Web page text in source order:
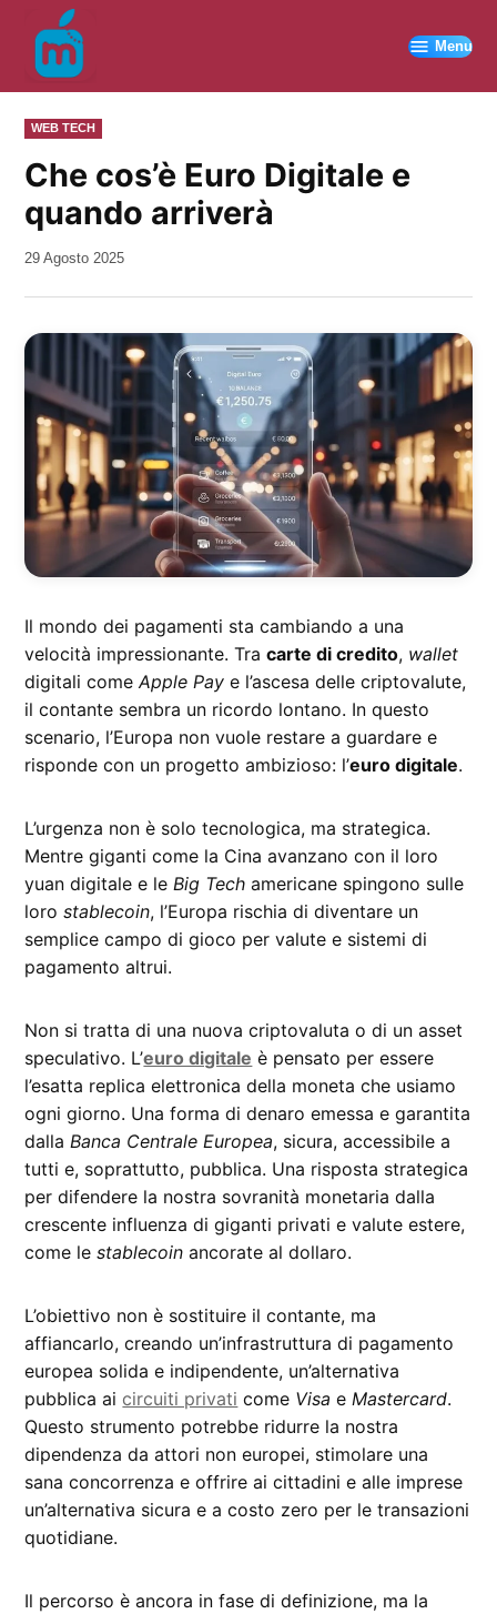
contenuto
Menu
PUBBLICATO
IN
WEB TECH
Che cos’è Euro Digitale e
quando arriverà
da
29 Agosto 2025
Il mondo dei pagamenti sta cambiando a una
velocità impressionante. Tracarte di credito, wallet
digitali comeApple Pay e l’ascesa delle criptovalute,
il contante sembra un ricordo lontano. In questo
scenario, l’Europa non vuole restare a guardare e
risponde con un progetto ambizioso: l’euro digitale.
L’urgenza non è solo tecnologica, ma strategica.
Mentre giganti come la Cina avanzano con il loro
yuan digitale e leBig Tech americane spingono sulle
lorostablecoin, l’Europa rischia di diventare un
semplice campo di gioco per valute e sistemi di
pagamento altrui.
Non si tratta di una nuova criptovaluta o di un asset
speculativo. L’euro digitale è pensato per essere
l’esatta replica elettronica della moneta che usiamo
ogni giorno. Una forma di denaro emessa e garantita
dallaBanca Centrale Europea, sicura, accessibile a
tutti e, soprattutto, pubblica. Una risposta strategica
per difendere la nostra sovranità monetaria dalla
crescente influenza di giganti privati e valute estere,
come lestablecoin ancorate al dollaro.
L’obiettivo non è sostituire il contante, ma
affiancarlo, creando un’infrastruttura di pagamento
europea solida e indipendente, un’alternativa
pubblica ai circuiti privati come Visa eMastercard.
Questo strumento potrebbe ridurre la nostra
dipendenza da attori non europei, stimolare una
sana concorrenza e offrire ai cittadini e alle imprese
un’alternativa sicura e a costo zero per le transazioni
quotidiane.
Il percorso è ancora in fase di definizione, ma la